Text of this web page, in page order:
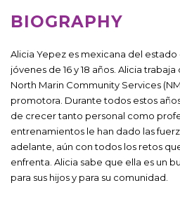
BIOGRAPHY
Alicia Yepez es mexicana del estado
jóvenes de 16 y 18 años. Alicia
North Marin Community Services
promotora. Durante todos estos
de crecer tanto personal como
entrenamientos le han dado las
adelante, aún con todos los retos
enfrenta. Alicia sabe que ella es un
para sus hijos y para su comunidad.